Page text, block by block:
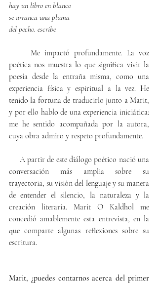
hay un libro en blanco
se arranca una pluma
del pecho. escribe
Me impactó profundamente. La voz
poética nos muestra lo que significa vivir la
poesía desde la entraña misma, como una
experiencia física y espiritual a la vez. He
tenido la fortuna de traducirlo junto a Marit,
y por ello hablo de una experiencia iniciática:
me he sentido acompañada por la autora,
cuya obra admiro y respeto profundamente.
A partir de este diálogo poético nació una
conversación más amplia sobre su
trayectoria, su visión del lenguaje y su manera
de entender el silencio, la naturaleza y la
creación literaria. Marit O Kaldhol me
concedió amablemente esta entrevista, en la
que comparte algunas reflexiones sobre su
escritura.
Marit, ¿puedes contarnos acerca del primer